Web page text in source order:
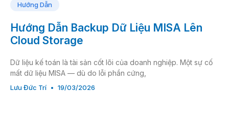
Hướng Dẫn
Hướng Dẫn Backup Dữ Liệu MISA Lên
Cloud Storage
Dữ liệu kế toán là tài sản cốt lõi của doanh nghiệp. Một sự cố
mất dữ liệu MISA — dù do lỗi phần cứng,
Lưu Đức Trí 19/03/2026